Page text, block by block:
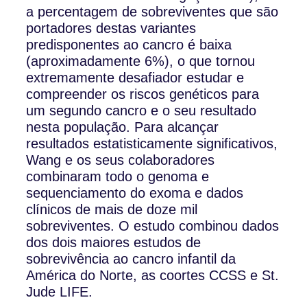
a percentagem de sobreviventes que são
portadores destas variantes
predisponentes ao cancro é baixa
(aproximadamente 6%), o que tornou
extremamente desafiador estudar e
compreender os riscos genéticos para
um segundo cancro e o seu resultado
nesta população. Para alcançar
resultados estatisticamente significativos,
Wang e os seus colaboradores
combinaram todo o genoma e
sequenciamento do exoma e dados
clínicos de mais de doze mil
sobreviventes. O estudo combinou dados
dos dois maiores estudos de
sobrevivência ao cancro infantil da
América do Norte, as coortes CCSS e St.
Jude LIFE.